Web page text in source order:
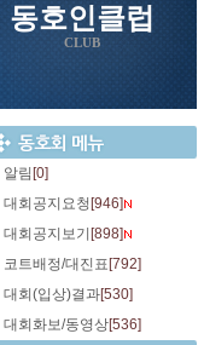
동호인클럽
CLUB
알림 [0]
대회공지요청 [946]
대회공지보기 [898]
코트배정/대진표 [792]
대회(입상)결과[530]
대회화보/동영상[536]